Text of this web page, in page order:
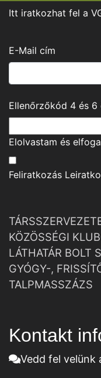
Itt iratkozhat fel a
E-Mail cím
Ellenőrzőkód 4 és 6
Elolvastam és
Feliratkozás
KÖZÖSSÉGI
LÁTHATÁR BOLT
GYÓGY-,
TALPMASSZÁZS
Kontakt
Vedd fel velünk